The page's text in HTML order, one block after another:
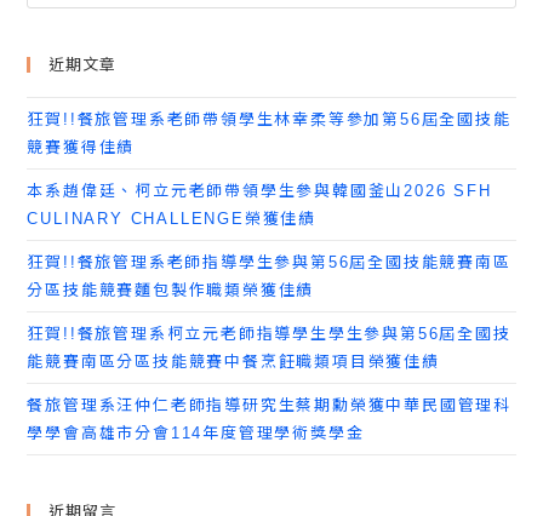
近期文章
狂賀!!餐旅管理系老師帶領學生林幸柔等參加第56屆全國技能
競賽獲得佳績
本系趙偉廷、柯立元老師帶領學生參與韓國釜山2026 SFH
CULINARY CHALLENGE榮獲佳績
狂賀!!餐旅管理系老師指導學生參與第56屆全國技能競賽南區
分區技能競賽麵包製作職類榮獲佳績
狂賀!!餐旅管理系柯立元老師指導學生學生參與第56屆全國技
能競賽南區分區技能競賽中餐烹飪職類項目榮獲佳績
餐旅管理系汪仲仁老師指導研究生蔡期勳榮獲中華民國管理科
學學會高雄市分會114年度管理學術獎學金
近期留言